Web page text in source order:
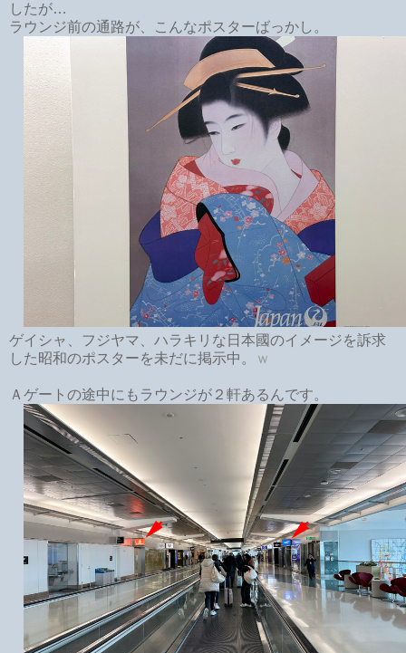
したが…
ラウンジ前の通路が、こんなポスターばっかし。
ゲイシャ、フジヤマ、ハラキリな日本國のイメージを訴求
した昭和のポスターを未だに掲示中。
ｗ
Ａゲートの途中にもラウンジが２軒あるんです。